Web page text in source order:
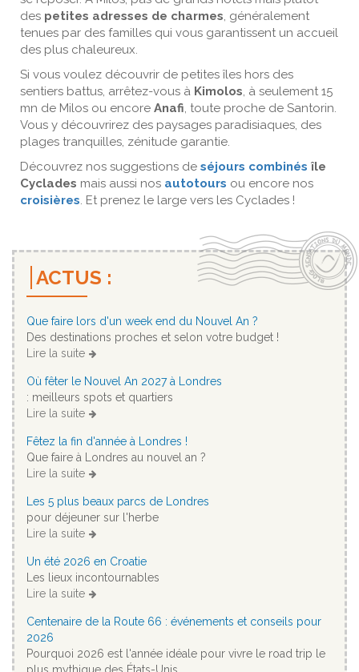
des petites adresses de charmes, généralement
tenues par des familles qui vous garantissent un accueil
des plus chaleureux.
Si vous voulez découvrir de petites îles hors des
sentiers battus, arrêtez-vous à Kimolos, à seulement 15
mn de Milos ou encore Anafi, toute proche de Santorin.
Vous y découvrirez des paysages paradisiaques, des
plages tranquilles, zénitude garantie.
Découvrez nos suggestions de séjours combinés île
Cyclades mais aussi nos autotours ou encore nos
croisières. Et prenez le large vers les Cyclades !
ACTUS :
Que faire lors d'un week end du Nouvel An ?
Des destinations proches et selon votre budget !
Lire la suite
Où fêter le Nouvel An 2027 à Londres
: meilleurs spots et quartiers
Lire la suite
Fêtez la fin d'année à Londres !
Que faire à Londres au nouvel an ?
Lire la suite
Les 5 plus beaux parcs de Londres
pour déjeuner sur l'herbe
Lire la suite
Un été 2026 en Croatie
Les lieux incontournables
Lire la suite
Centenaire de la Route 66 : événements et conseils pour
2026
Pourquoi 2026 est l'année idéale pour vivre le road trip le
plus mythique des États-Unis